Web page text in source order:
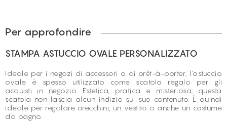
Per approfondire
STAMPA ASTUCCIO OVALE PERSONALIZZATO
Ideale per i negozi di accessori o di prêt-à-porter, l'astuccio
ovale è spesso utilizzato come scatola regalo per gli
acquisti in negozio. Estetica, pratica e misteriosa, questa
scatola non lascia alcun indizio sul suo contenuto. È quindi
ideale per regalare orecchini, un vestito o anche un costume
da bagno.